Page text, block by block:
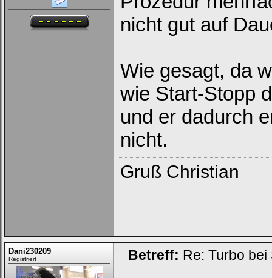
nicht gut auf
Wie gesagt, da
wie Start-Stopp
und er dadurch
nicht.
Gruß Christian
Dani230209
Registriert Betreff: Re: Turbo